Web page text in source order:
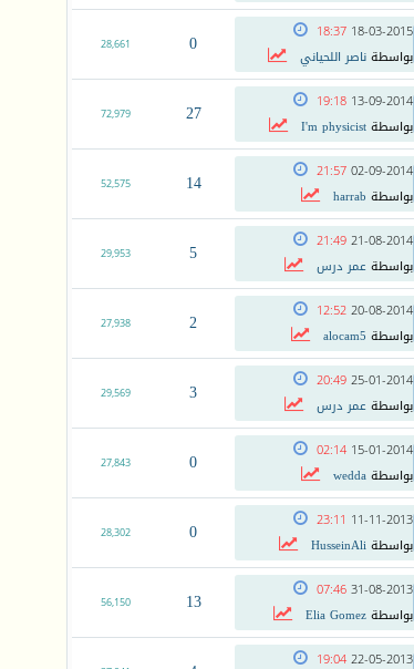
18-03-2015
18:37
بواسطةناصر اللحياني 0
28,661
13-09-2014
19:18
بواسطةI'm physicist
27
72,979
02-09-2014
21:57
بواسطة harrab
14
52,575
21-08-2014
21:49
بواسطةعمر درس 5
29,953
20-08-2014
12:52
بواسطة alocam5
2
27,938
25-01-2014
20:49
بواسطةعمر درس 3
29,569
15-01-2014
02:14
بواسطةwedda
0
27,843
11-11-2013
23:11
بواسطةHusseinAli
0
28,302
31-08-2013
07:46
بواسطةElia Gomez
13
56,150
22-05-2013
19:04